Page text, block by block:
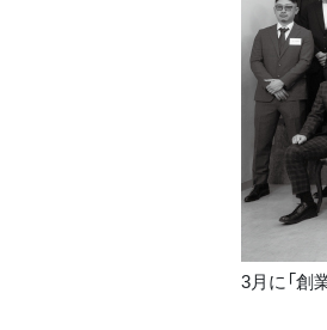
3月に「創